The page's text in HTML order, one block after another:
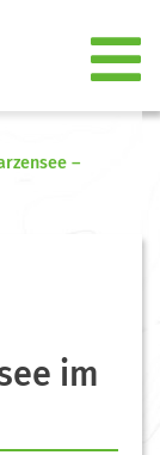
–
im